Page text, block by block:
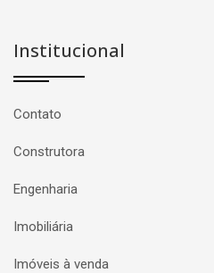
Institucional
Contato
Construtora
Engenharia
Imobiliária
Imóveis à venda